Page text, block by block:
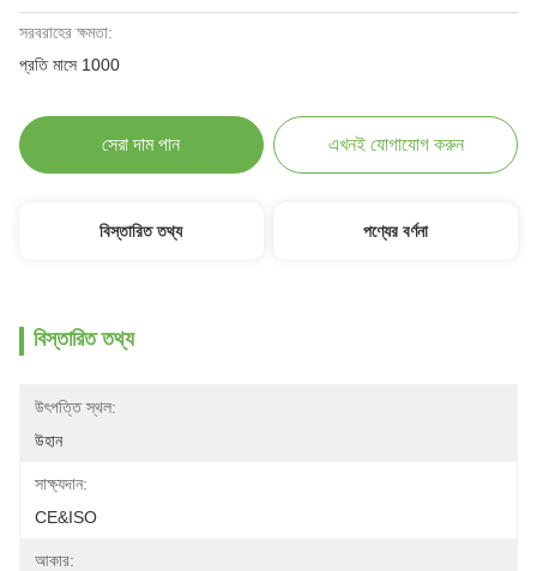
সরবরাহের ক্ষমতা:
প্রতি মাসে 1000
সেরা দাম পান এখনই যোগাযোগ করুন
বিস্তারিত তথ্য পণ্যের বর্ণনা
বিস্তারিত তথ্য
উৎপত্তি স্থল:
উহান
সাক্ষ্যদান:
CE&ISO
আকার: